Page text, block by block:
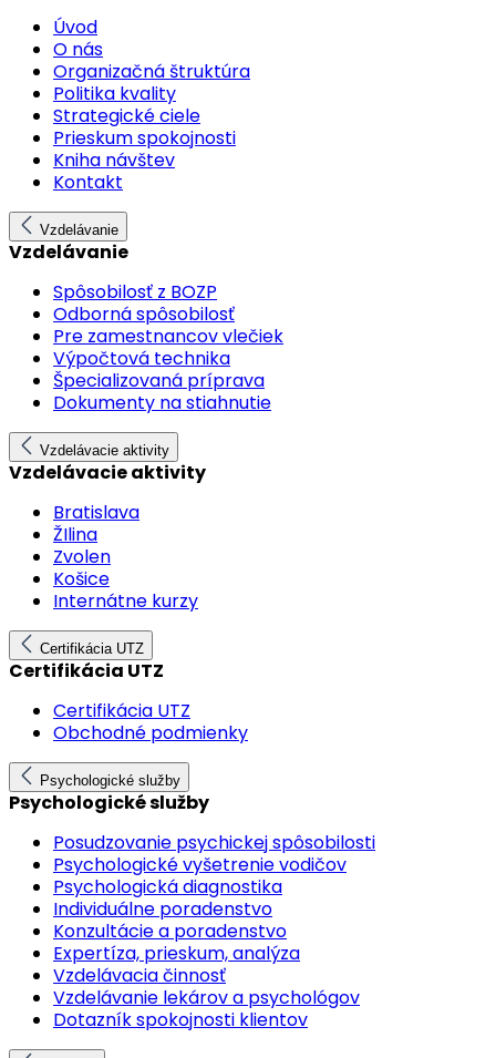
Úvod
O nás
Organizačná štruktúra
Politika kvality
Strategické ciele
Prieskum spokojnosti
Kniha návštev
Kontakt
Vzdelávanie
Vzdelávanie
Spôsobilosť z BOZP
Odborná spôsobilosť
Pre zamestnancov vlečiek
Výpočtová technika
Špecializovaná príprava
Dokumenty na stiahnutie
Vzdelávacie aktivity
Vzdelávacie aktivity
Bratislava
ŽIlina
Zvolen
Košice
Internátne kurzy
Certifikácia UTZ
Certifikácia UTZ
Certifikácia UTZ
Obchodné podmienky
Psychologické služby
Psychologické služby
Posudzovanie psychickej spôsobilosti
Psychologické vyšetrenie vodičov
Psychologická diagnostika
Individuálne poradenstvo
Konzultácie a poradenstvo
Expertíza, prieskum, analýza
Vzdelávacia činnosť
Vzdelávanie lekárov a psychológov
Dotazník spokojnosti klientov